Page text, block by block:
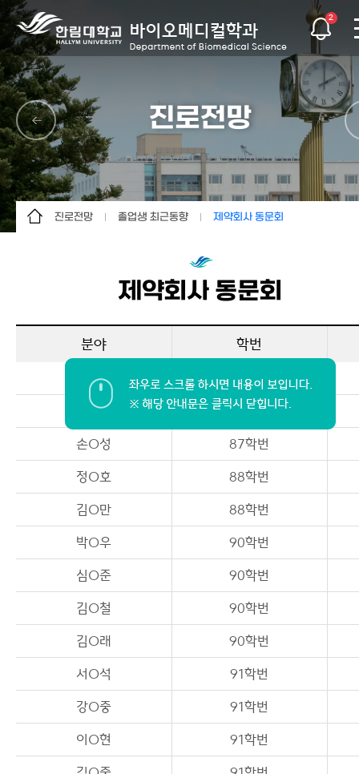
2
진로전망
진로전망
대학원
학생활동
커뮤니티
이용안내
졸업생 최근동향 제약회사 동문회
생명과학 관련회사
의료분야 전문가
일반회사
대학원 학위과정
제약회사 동문회
제약회사 동문회
분야 학번
윤O건
87학번
정O택
87학번
손O성
87학번
정O호
88학번
김O만
88학번
박O우
90학번
심O준
90학번
김O철
90학번
김O래
90학번
서O석
91학번
강O중
91학번
이O현
91학번